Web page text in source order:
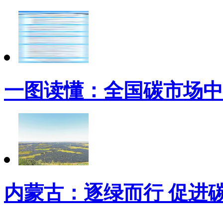
一图读懂：全国碳市场
内蒙古：逐绿而行 促进